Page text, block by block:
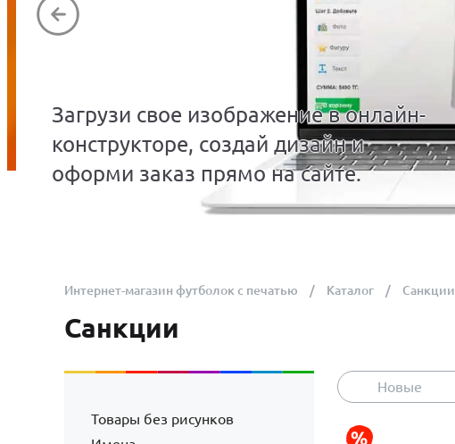
Загрузи свое изображение в онлайн-
конструкторе, создай дизайн и
оформи заказ прямо на сайте.
Интернет-магазин футболок с печатью Каталог Санкции
Санкции
Товары без рисунков
Новые